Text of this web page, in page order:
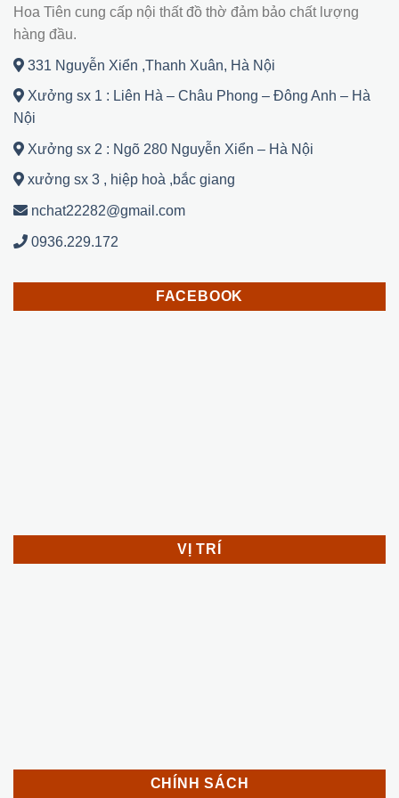
Hoa Tiên cung cấp nội thất đồ thờ đảm bảo chất lượng
hàng đầu.
331 Nguyễn Xiển ,Thanh Xuân, Hà Nội
Xưởng sx 1 : Liên Hà – Châu Phong – Đông Anh – Hà
Nội
Xưởng sx 2 : Ngõ 280 Nguyễn Xiển – Hà Nội
xưởng sx 3 , hiệp hoà ,bắc giang
nchat22282@gmail.com
0936.229.172
FACEBOOK
VỊ TRÍ
CHÍNH SÁCH